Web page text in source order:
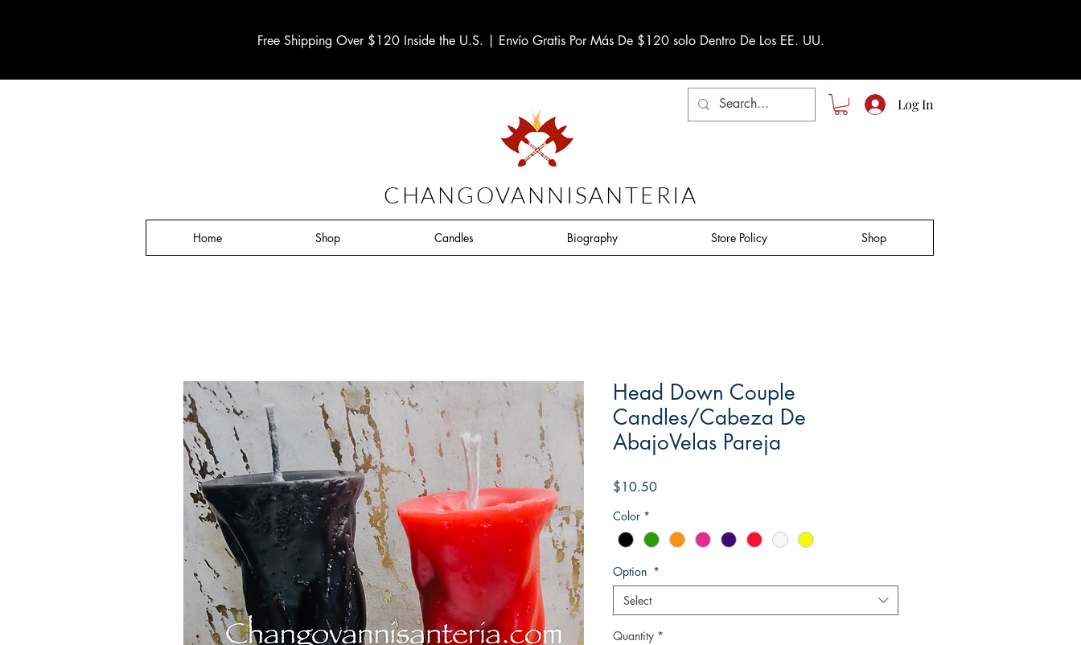
Free Shipping Over $120 Inside the U.S. | Envío Gratis Por Más De $120 solo Dentro De Los EE. UU.
CHANGOVANNISANTERIA
Log In
Home Shop Candles Biography Store Policy Shop
Head Down Couple
Candles/Cabeza De
AbajoVelas Pareja
$10.50Price
Color *
Option *
Select
Quantity *